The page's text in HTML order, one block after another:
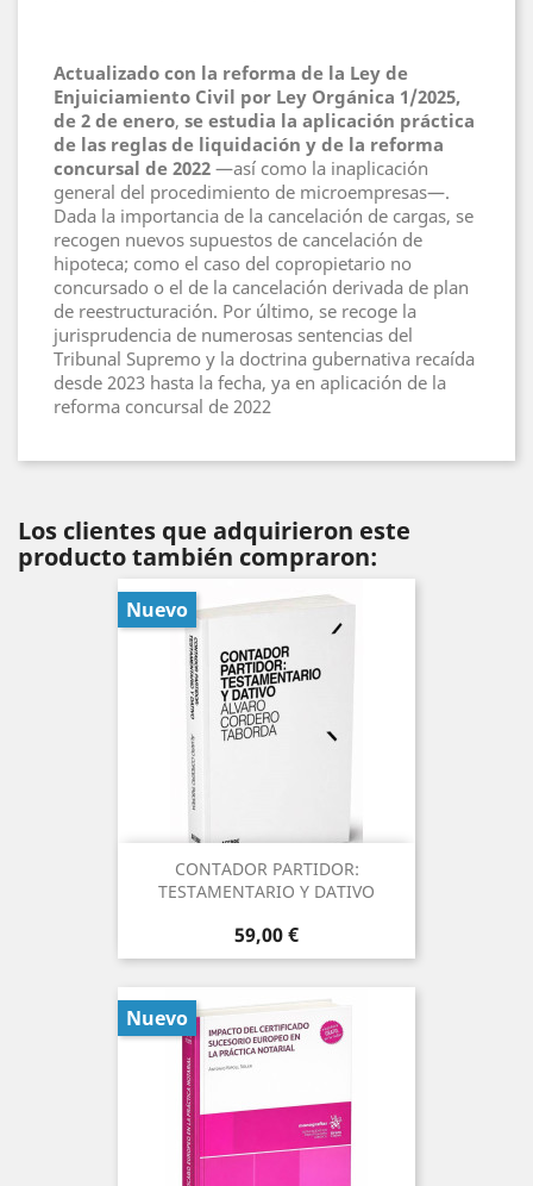
Actualizado con la reforma de la Ley de
Enjuiciamiento Civil por Ley Orgánica 1/2025,
de 2 de enero, se estudia la aplicación práctica
de las reglas de liquidación y de la reforma
concursal de 2022 —así como la inaplicación
general del procedimiento de microempresas—.
Dada la importancia de la cancelación de cargas, se
recogen nuevos supuestos de cancelación de
hipoteca; como el caso del copropietario no
concursado o el de la cancelación derivada de plan
de reestructuración. Por último, se recoge la
jurisprudencia de numerosas sentencias del
Tribunal Supremo y la doctrina gubernativa recaída
desde 2023 hasta la fecha, ya en aplicación de la
reforma concursal de 2022
Los clientes que adquirieron este
producto también compraron:
CONTADOR PARTIDOR:
TESTAMENTARIO Y DATIVO
Precio
59,00 €
Nuevo
Nuevo